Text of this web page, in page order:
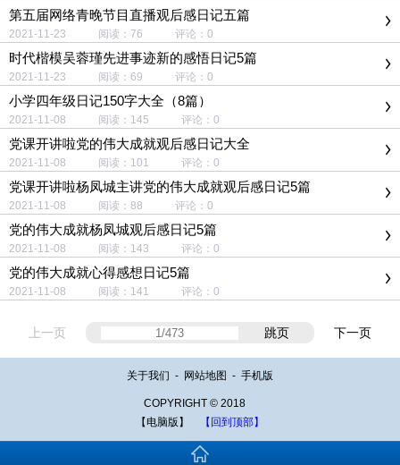
第五届网络青晚节目直播观后感日记五篇
2021-11-23 阅读：76 评论：0
时代楷模吴蓉瑾先进事迹新的感悟日记5篇
2021-11-23 阅读：69 评论：0
小学四年级日记150字大全（8篇）
2021-11-08 阅读：145 评论：0
党课开讲啦党的伟大成就观后感日记大全
2021-11-08 阅读：101 评论：0
党课开讲啦杨凤城主讲党的伟大成就观后感日记5篇
2021-11-08 阅读：88 评论：0
党的伟大成就杨凤城观后感日记5篇
2021-11-08 阅读：143 评论：0
党的伟大成就心得感想日记5篇
2021-11-08 阅读：141 评论：0
上一页 跳页 下一页
关于我们 - 网站地图 - 手机版
COPYRIGHT © 2018
【电脑版】
【回到顶部】